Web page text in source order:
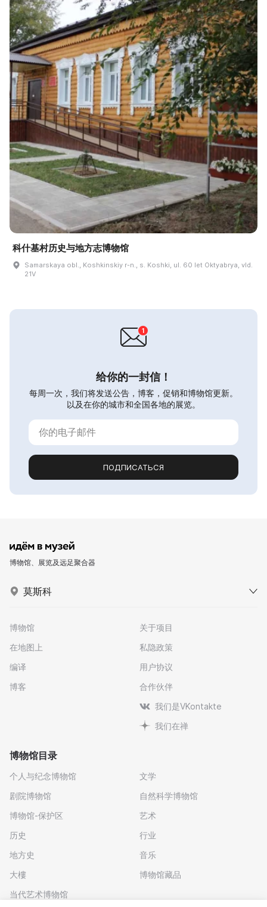
科什基村历史与地方志博物馆
Samarskaya obl., Koshkinskiy r-n., s. Koshki, ul. 60 let Oktyabrya, vld.
21V
给你的一封信！
每周一次，我们将发送公告，博客，促销和博物馆更新。
以及在你的城市和全国各地的展览。
ПОДПИСАТЬСЯ
博物馆、展览及远足聚合器
莫斯科
博物馆
在地图上
编译
博客
关于项目
私隐政策
用户协议
合作伙伴
我们是VKontakte
我们在禅
博物馆目录
个人与纪念博物馆
剧院博物馆
博物馆-保护区
历史
地方史
大樓
当代艺术博物馆
文学
自然科学博物馆
艺术
行业
音乐
博物馆藏品